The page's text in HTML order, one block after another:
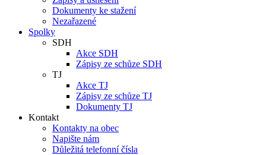
Dokumenty ke stažení
Nezařazené
Spolky
SDH
Akce SDH
Zápisy ze schůze SDH
TJ
Akce TJ
Zápisy ze schůze TJ
Dokumenty TJ
Kontakt
Kontakty na obec
Napište nám
Důležitá telefonní čísla